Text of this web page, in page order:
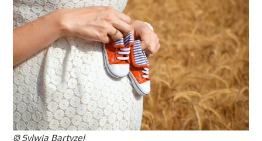
© Sylwia Bartyzel